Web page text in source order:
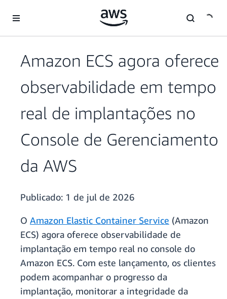
Pular para o conteúdo principal
Amazon ECS agora oferece
observabilidade em tempo
real de implantações no
Console de Gerenciamento
da AWS
Publicado: 1 de jul de 2026
O Amazon Elastic Container Service (Amazon
ECS) agora oferece observabilidade de
implantação em tempo real no console do
Amazon ECS. Com este lançamento, os clientes
podem acompanhar o progresso da
implantação, monitorar a integridade da